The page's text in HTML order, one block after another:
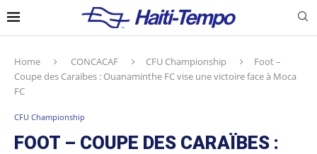
Home CONCACAF CFU Championship
Foot –
Coupe des Caraïbes : Ouanaminthe FC vise une victoire face à Moca
FC
CFU Championship
FOOT – COUPE DES CARAÏBES :